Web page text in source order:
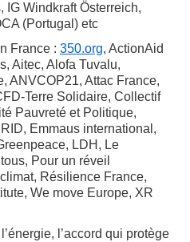
IG Windkraft Österreich,
(Portugal) etc
France : 350.org, ActionAid
Aitec, Alofa Tuvalu,
ANVCOP21, Attac France,
Terre Solidaire, Collectif
Pauvreté et Politique,
Emmaus international,
LDH, Le
Pour un réveil
Résilience France,
We move Europe, XR
l’accord qui protège